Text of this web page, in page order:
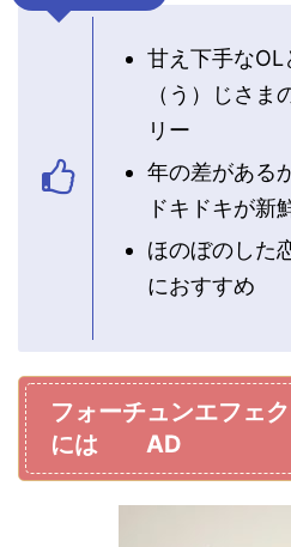
甘え下手なOL
（う）じさま
リー
年の差がある
ドキドキが新
ほのぼのした
におすすめ
フォーチュンエフェ
には AD